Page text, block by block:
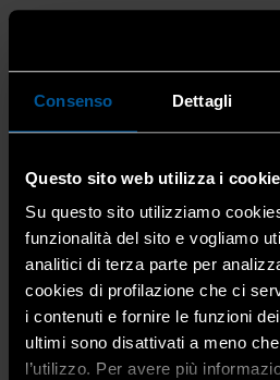
Consenso Dettagli
Questo sito web utilizza i cookie
Su questo sito utilizziamo
funzionalità del sito e vogliamo
analitici di terza parte per
cookies di profilazione che ci
i contenuti e fornire le funzioni
ultimi sono disattivati a meno
l’utilizzo. Per avere più
Fino
punti vendita Conad di
sostenere la ricerca sul Covid
studio per giovani ricercatori
acquistando il
“Poster della